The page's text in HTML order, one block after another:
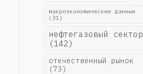
макроэкономические данные
(31)
нефтегазовый сектор
(142)
отечественный рынок
(73)